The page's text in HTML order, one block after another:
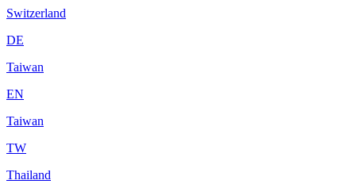
Switzerland
DE
Taiwan
EN
Taiwan
TW
Thailand